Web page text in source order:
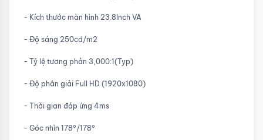
- Kích thước màn hình 23.8Inch VA
- Độ sáng 250cd/m2
- Tỷ lệ tương phản 3,000:1(Typ)
- Độ phân giải Full HD (1920x1080)
- Thời gian đáp ứng 4ms
- Góc nhìn 178°/178°